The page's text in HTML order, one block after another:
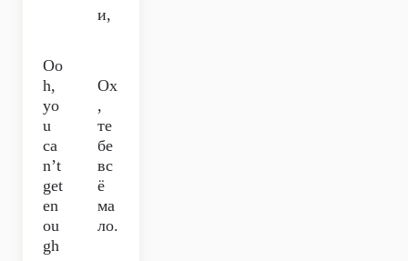
и,
Oo
h,
yo
u
ca
n’t
get
en
ou
gh
Ох
,
те
бе
вс
ё
ма
ло.